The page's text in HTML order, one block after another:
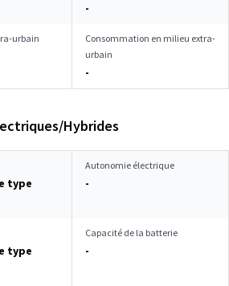
-
urbain
Consommation en milieu extra-
urbain
-
Hybrides
type
Autonomie électrique
-
type
Capacité de la batterie
-